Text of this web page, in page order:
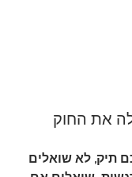
את החוק
תיק, לא שואלים